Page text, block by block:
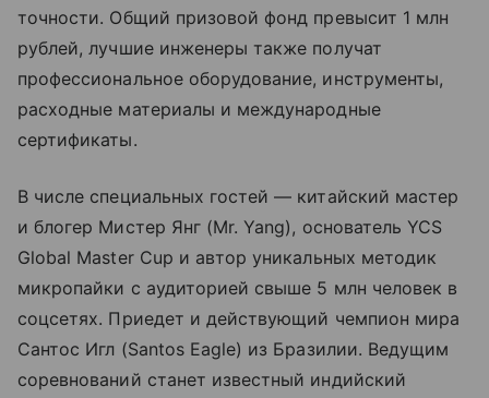
точности. Общий призовой фонд превысит 1 млн
рублей, лучшие инженеры также получат
профессиональное оборудование, инструменты,
расходные материалы и международные
сертификаты.
В числе специальных гостей — китайский мастер
и блогер Мистер Янг (Mr. Yang), основатель YCS
Global Master Cup и автор уникальных методик
микропайки с аудиторией свыше 5 млн человек в
соцсетях. Приедет и действующий чемпион мира
Сантос Игл (Santos Eagle) из Бразилии. Ведущим
соревнований станет известный индийский